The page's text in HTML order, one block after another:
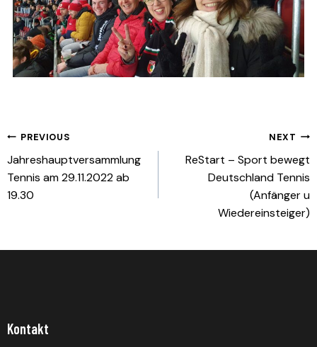
Beitragsnavigation
PREVIOUS
Jahreshauptversammlung
Tennis am 29.11.2022 ab
19.30
NEXT
ReStart – Sport bewegt
Deutschland Tennis
(Anfänger u
Wiedereinsteiger)
Kontakt